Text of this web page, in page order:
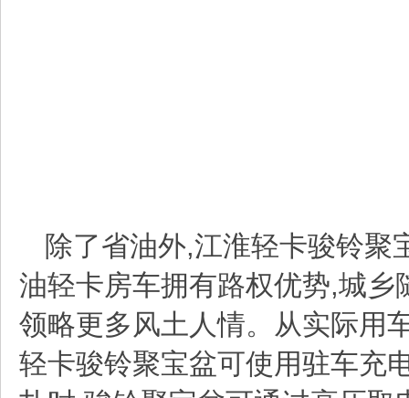
除了省油外,江淮轻卡骏铃聚
油轻卡房车拥有路权优势,城乡
领略更多风土人情。从实际用
轻卡骏铃聚宝盆可使用驻车充